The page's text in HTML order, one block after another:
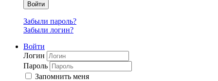
Войти
Забыли пароль?
Забыли логин?
Войти
Логин
Пароль
Запомнить меня